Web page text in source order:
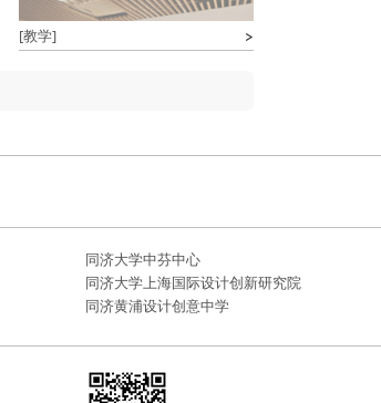
[教学]
同济大学中芬中心
同济大学上海国际设计创新研究院
同济黄浦设计创意中学